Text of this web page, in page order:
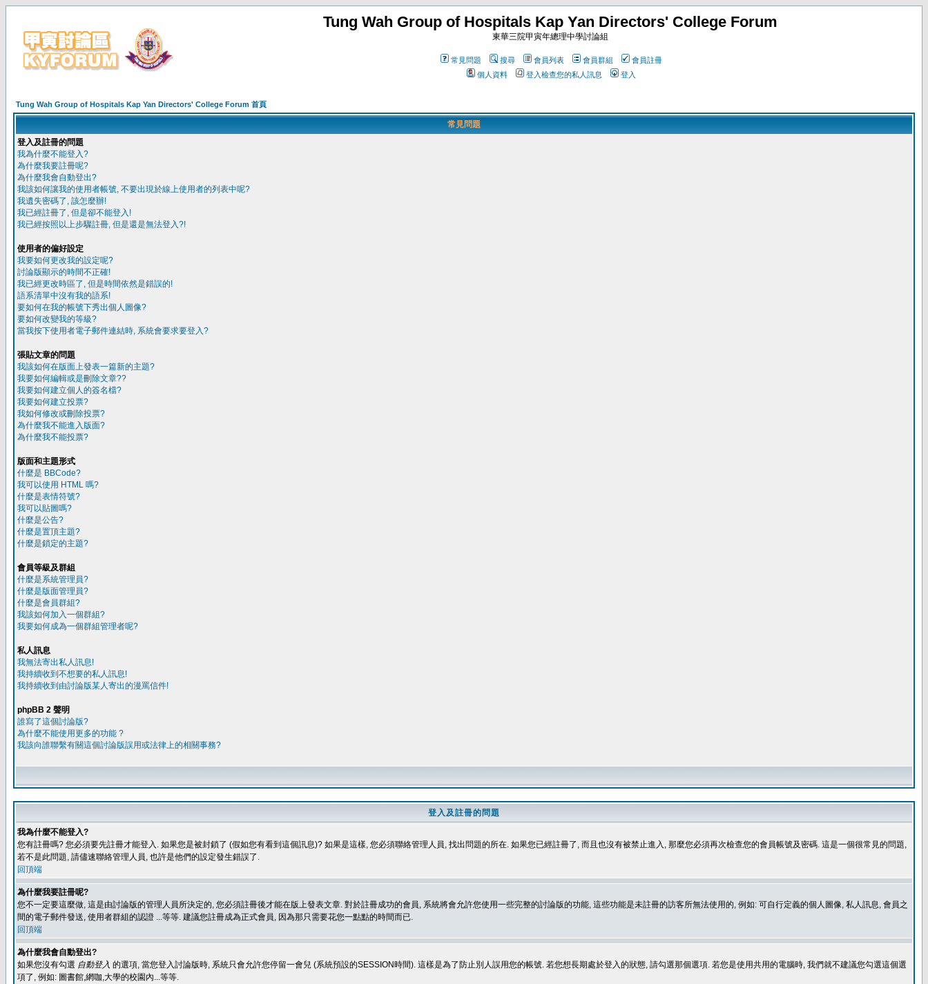
Tung Wah Group of Hospitals Kap Yan Directors' College Forum
東華三院甲寅年總理中學討論組
常見問題 搜尋 會員列表 會員群組
會員註冊
個人資料
登入檢查您的私人訊息 登入
Tung Wah Group of Hospitals Kap Yan Directors' College Forum 首頁
常見問題
登入及註冊的問題
我為什麼不能登入?
為什麼我要註冊呢?
為什麼我會自動登出?
我該如何讓我的使用者帳號, 不要出現於線上使用者的列表中呢?
我遺失密碼了, 該怎麼辦!
我已經註冊了, 但是卻不能登入!
我已經按照以上步驟註冊, 但是還是無法登入?!
使用者的偏好設定
我要如何更改我的設定呢?
討論版顯示的時間不正確!
我已經更改時區了, 但是時間依然是錯誤的!
語系清單中沒有我的語系!
要如何在我的帳號下秀出個人圖像?
要如何改變我的等級?
當我按下使用者電子郵件連結時, 系統會要求要登入?
張貼文章的問題
我該如何在版面上發表一篇新的主題?
我要如何編輯或是刪除文章??
我要如何建立個人的簽名檔?
我要如何建立投票?
我如何修改或刪除投票?
為什麼我不能進入版面?
為什麼我不能投票?
版面和主題形式
什麼是 BBCode?
我可以使用 HTML 嗎?
什麼是表情符號?
我可以貼圖嗎?
什麼是公告?
什麼是置頂主題?
什麼是鎖定的主題?
會員等級及群組
什麼是系統管理員?
什麼是版面管理員?
什麼是會員群組?
我該如何加入一個群組?
我要如何成為一個群組管理者呢?
私人訊息
我無法寄出私人訊息!
我持續收到不想要的私人訊息!
我持續收到由討論版某人寄出的漫罵信件!
phpBB 2 聲明
誰寫了這個討論版?
為什麼不能使用更多的功能 ?
我該向誰聯繫有關這個討論版誤用或法律上的相關事務?
登入及註冊的問題
我為什麼不能登入?
您有註冊嗎? 您必須要先註冊才能登入. 如果您是被封鎖了 (假如您有看到這個訊息)? 如果是這樣, 您必須聯絡管理人員, 找出問題的所在. 如果您已經註冊了, 而且也沒有被禁止進入, 那麼您必須再次檢查您的會員帳號及密碼. 這是一個很常見的問題,
若不是此問題, 請儘速聯絡管理人員, 也許是他們的設定發生錯誤了.
回頂端
為什麼我要註冊呢?
您不一定要這麼做, 這是由討論版的管理人員所決定的, 您必須註冊後才能在版上發表文章. 對於註冊成功的會員, 系統將會允許您使用一些完整的討論版的功能, 這些功能是未註冊的訪客所無法使用的, 例如: 可自行定義的個人圖像, 私人訊息, 會員之
間的電子郵件發送, 使用者群組的認證 ...等等. 建議您註冊成為正式會員, 因為那只需要花您一點點的時間而已.
回頂端
為什麼我會自動登出?
如果您沒有勾選 自動登入 的選項, 當您登入討論版時, 系統只會允許您停留一會兒 (系統預設的SESSION時間). 這樣是為了防止別人誤用您的帳號. 若您想長期處於登入的狀態, 請勾選那個選項. 若您是使用共用的電腦時, 我們就不建議您勾選這個選
項了, 例如: 圖書館,網咖,大學的校園內...等等.